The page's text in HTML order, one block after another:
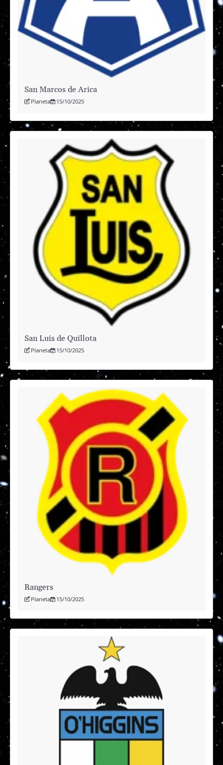
San Marcos de Arica
Planeta 15/10/2025
San Luis de Quillota
Planeta 15/10/2025
Rangers
Planeta 15/10/2025